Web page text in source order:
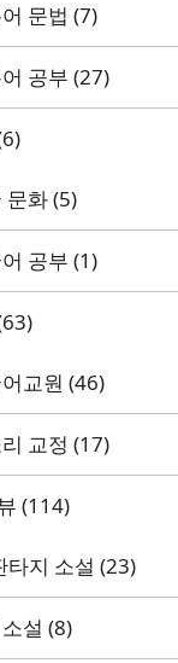
문법 (7)
공부 (27)
문화(5)
공부 (1)
교원 (46)
교정 (17)
(114)
타지 소설 (23)
설 (8)